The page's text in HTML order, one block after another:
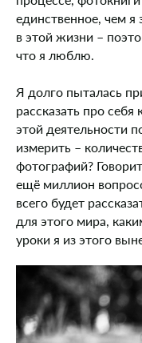
единственное, чем я
в этой жизни –
что я люблю.
Я долго пыталась
рассказать про себя
этой деятельности
измерить –
фотографий?
ещё миллион
всего будет
для этого мира,
уроки я из этого